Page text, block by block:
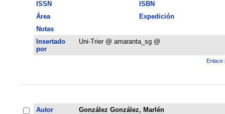
ISSN
ISBN
Área
Expedición
Notas
Insertado
por
Uni-Trier @ amaranta_sg @
Enlace
Autor
González González, Marlén